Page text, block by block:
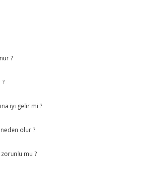
?
?
iyi gelir mi ?
olur ?
mu ?